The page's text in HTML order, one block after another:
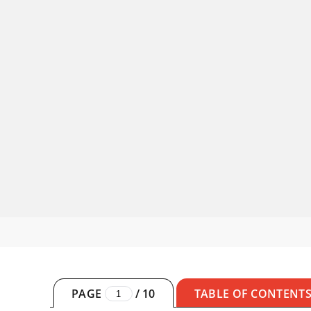
PAGE /10 TABLE OF CONTENTS